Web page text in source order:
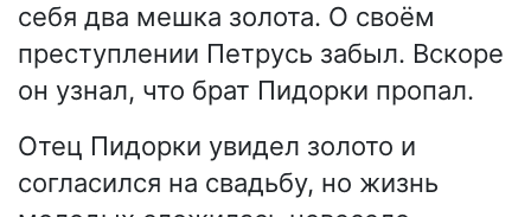
себя два мешка золота. О своём
преступлении Петрусь забыл. Вскоре
он узнал, что брат Пидорки пропал.
Отец Пидорки увидел золото и
согласился на свадьбу, но жизнь